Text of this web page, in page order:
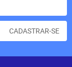
CADASTRAR-SE